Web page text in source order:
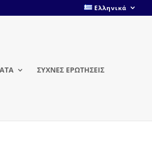
Ελληνικά
ΣΥΧΝΕΣ ΕΡΩΤΗΣΕΙΣ